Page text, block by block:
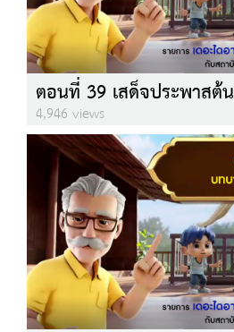
ตอนที่ 39 เสด็จประพาสต้น
4,946 views